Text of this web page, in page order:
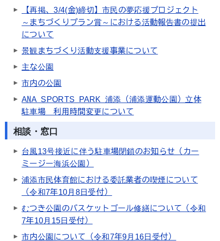
【再掲、3/4(金)締切】市民の夢応援プロジェクト
～まちづくりプラン賞～における活動報告書の提出
について
景観まちづくり活動支援事業について
主な公園
市内の公園
ANA SPORTS PARK 浦添（浦添運動公園）立体
駐車場 利用時間変更について
相談・窓口
台風13号接近に伴う駐車場閉鎖のお知らせ（カー
ミージー海浜公園）
浦添市民体育館における委託業者の喫煙について
（令和7年10月8日受付）
むつき公園のバスケットゴール修繕について（令和
7年10月15日受付）
市内公園について（令和7年9月16日受付）